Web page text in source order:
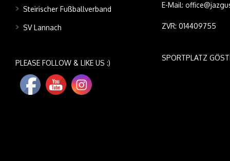
Steirischer Fußballverband
SV Lannach
PLEASE FOLLOW & LIKE US :)
E-Mail:
ZVR: 014409755
SPORTPLATZ